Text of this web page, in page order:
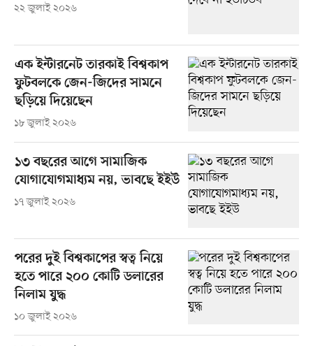
২২ জুলাই ২০২৬
এক ইন্টারনেট তারকাই বিশ্বকাপ
ফুটবলকে জেন-জিদের সামনে
ছড়িয়ে দিয়েছেন
১৮ জুলাই ২০২৬
১৩ বছরের আগে সামাজিক
যোগাযোগমাধ্যম নয়, ভাবছে ইইউ
১৭ জুলাই ২০২৬
পরের দুই বিশ্বকাপের স্বত্ব নিয়ে
হতে পারে ২০০ কোটি ডলারের
নিলাম যুদ্ধ
১০ জুলাই ২০২৬